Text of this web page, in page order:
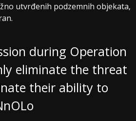
utvrđenih podzemnih objekata,
during Operation
eliminate the threat
their ability to